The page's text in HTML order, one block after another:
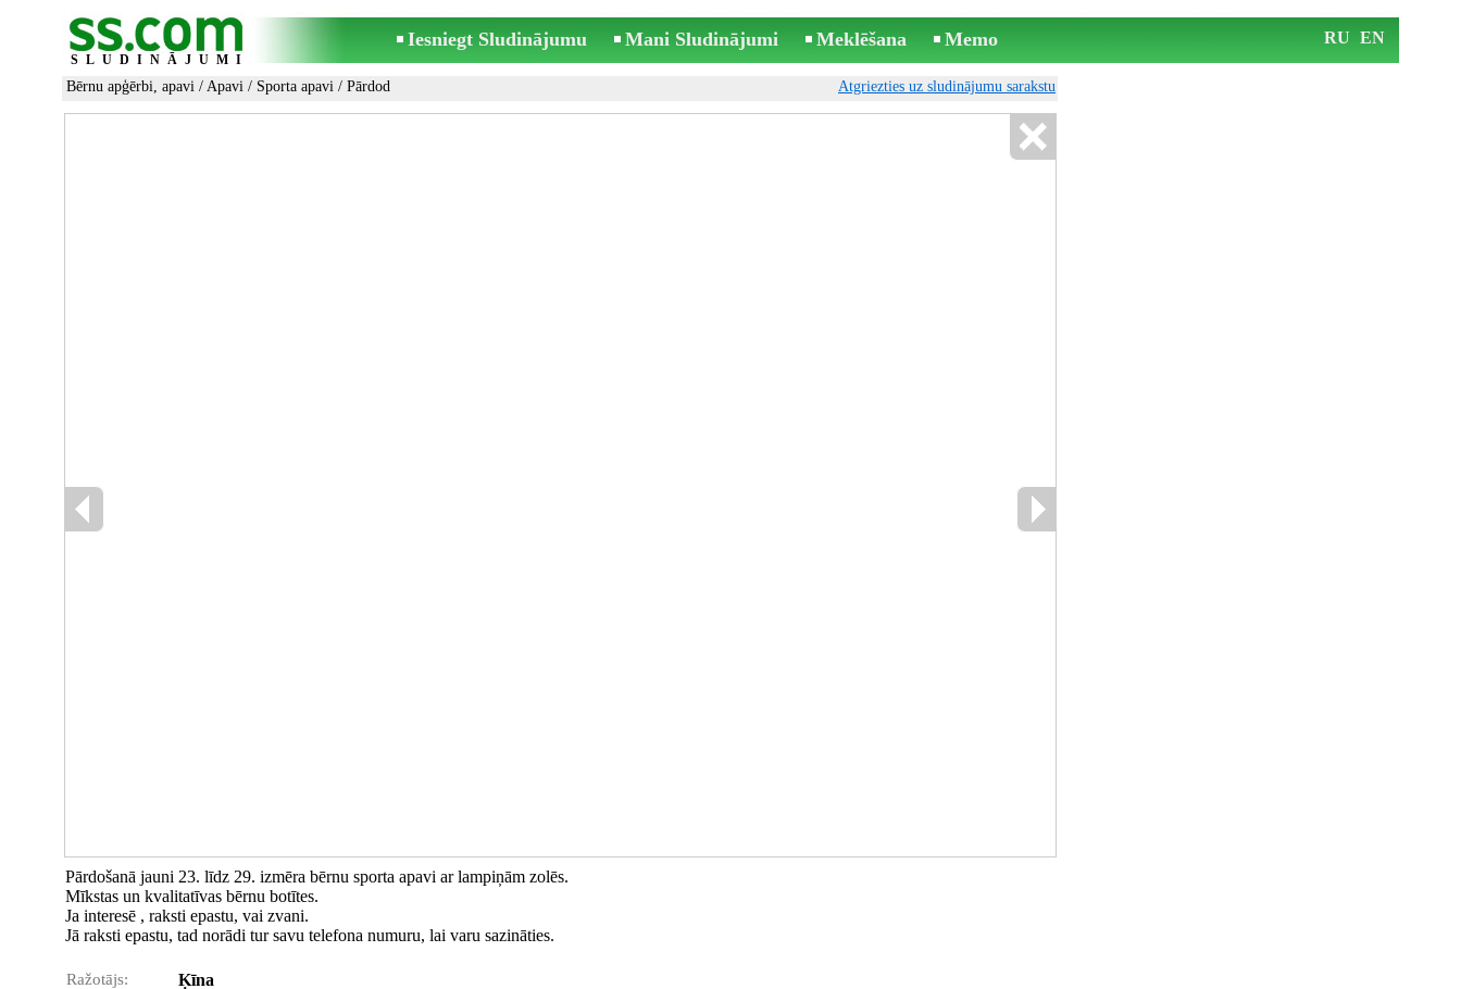
SLUDINĀJUMI
Iesniegt Sludinājumu Mani Sludinājumi Meklēšana Memo RU EN
Bērnu apģērbi, apavi / Apavi / Sporta apavi / Pārdod Atgriezties uz sludinājumu sarakstu
Pārdošanā jauni 23. līdz 29. izmēra bērnu sporta apavi ar lampiņām zolēs.
Mīkstas un kvalitatīvas bērnu botītes.
Ja interesē , raksti epastu, vai zvani.
Jā raksti epastu, tad norādi tur savu telefona numuru, lai varu sazināties.
Ražotājs: Ķīna